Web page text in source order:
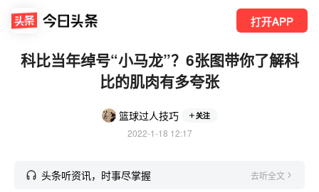
打开APP
科比当年绰号“小马龙”？6张图带你了解科
比的肌肉有多夸张
篮球过人技巧 关注
2022-1-18 12:17
头条听资讯，时事尽掌握 去听全文